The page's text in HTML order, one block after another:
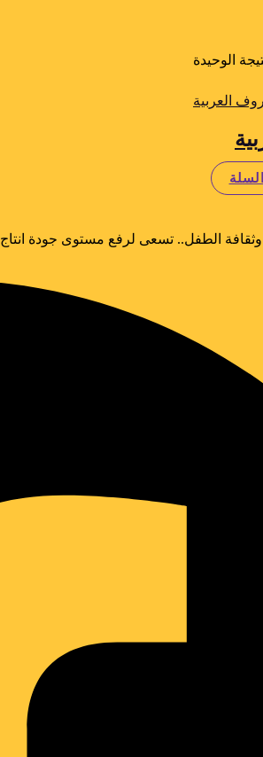
الوحيدة
الطفل.. تسعى لرفع مستوى جودة